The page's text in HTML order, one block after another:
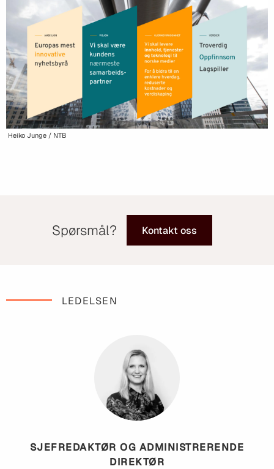
Heiko Junge / NTB
Spørsmål? Kontakt oss
LEDELSEN
SJEFREDAKTØR OG ADMINISTRERENDE
DIREKTØR